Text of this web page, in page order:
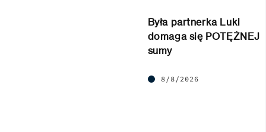
Była partnerka Luki
domaga się POTĘŻNEJ
sumy
8/8/2026